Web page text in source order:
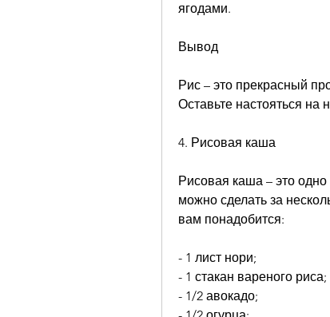
ягодами.
Вывод
Рис – это прекрасный
Оставьте настояться на
4. Рисовая каша
Рисовая каша – это
можно сделать за
вам понадобится:
- 1 лист нори;
- 1 стакан вареного риса;
- 1/2 авокадо;